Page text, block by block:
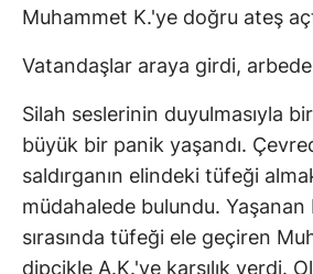
Muhammet K.'ye doğru ateş
Vatandaşlar araya girdi, arbede
Silah seslerinin duyulmasıyla
büyük bir panik yaşandı.
saldırganın elindeki tüfeği
müdahalede bulundu. Yaşanan
sırasında tüfeği ele geçiren
dipçikle A.K.'ye karşılık verdi.